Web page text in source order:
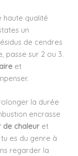
haute qualité
un
de cendres
passe sur 2 ou 3.
et
la durée
encrasse
de chaleur et
es du genre à
regarder la